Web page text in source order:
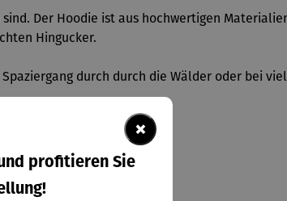
Der Hoodie ist aus hochwertigen
Hingucker.
durch durch die Wälder oder bei
×
profitieren Sie